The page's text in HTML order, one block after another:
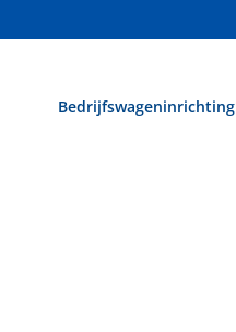
Bedrijfswageninrichting